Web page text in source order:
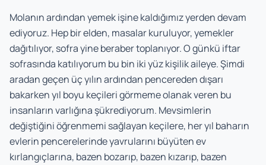
Molanın ardından yemek işine kaldığımız yerden devam
ediyoruz. Hep bir elden, masalar kuruluyor, yemekler
dağıtılıyor, sofra yine beraber toplanıyor. O günkü iftar
sofrasında katılıyorum bu bin iki yüz kişilik aileye. Şimdi
aradan geçen üç yılın ardından pencereden dışarı
bakarken yıl boyu keçileri görmeme olanak veren bu
insanların varlığına şükrediyorum. Mevsimlerin
değiştiğini öğrenmemi sağlayan keçilere, her yıl baharın
evlerin pencerelerinde yavrularını büyüten ev
kırlangıçlarına, bazen bozarıp, bazen kızarıp, bazen